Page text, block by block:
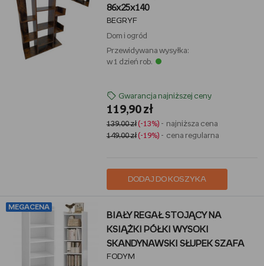
86x25x140
BEGRYF
Dom i ogród
Przewidywana wysyłka:
w 1 dzień rob.
Gwarancja najniższej ceny
119,90 zł
139,00 zł(-13%) - najniższa cena
149,00 zł(-19%) - cena regularna
DODAJ DO KOSZYKA
MEGACENA
BIAŁY REGAŁ STOJĄCY NA
KSIĄŻKI PÓŁKI WYSOKI
SKANDYNAWSKI SŁUPEK SZAFA
FODYM